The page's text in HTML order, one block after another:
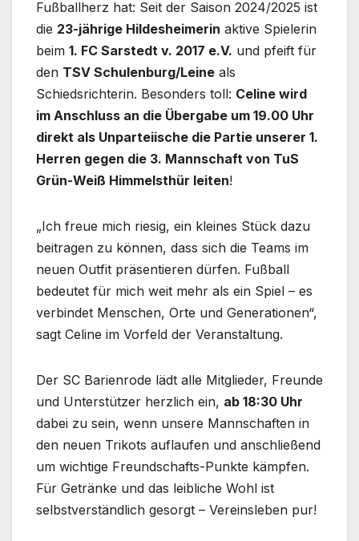
Fußballherz hat: Seit der Saison 2024/2025 ist
die 23-jährige Hildesheimerin aktive Spielerin
beim 1. FC Sarstedt v. 2017 e.V. und pfeift für
den TSV Schulenburg/Leine als
Schiedsrichterin. Besonders toll: Celine wird
im Anschluss an die Übergabe um 19.00 Uhr
direkt als Unparteiische die Partie unserer 1.
Herren gegen die 3. Mannschaft von TuS
Grün-Weiß Himmelsthür leiten!
„Ich freue mich riesig, ein kleines Stück dazu
beitragen zu können, dass sich die Teams im
neuen Outfit präsentieren dürfen. Fußball
bedeutet für mich weit mehr als ein Spiel – es
verbindet Menschen, Orte und Generationen“,
sagt Celine im Vorfeld der Veranstaltung.
Der SC Barienrode lädt alle Mitglieder, Freunde
und Unterstützer herzlich ein, ab 18:30 Uhr
dabei zu sein, wenn unsere Mannschaften in
den neuen Trikots auflaufen und anschließend
um wichtige Freundschafts-Punkte kämpfen.
Für Getränke und das leibliche Wohl ist
selbstverständlich gesorgt – Vereinsleben pur!